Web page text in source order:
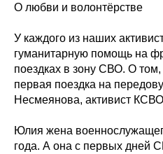
О любви и волонтёрстве
У каждого из наших
гуманитарную помощь на
поездках в зону СВО. О
первая поездка на
Несмеянова, активист
Юлия жена
года. А она с первых дней